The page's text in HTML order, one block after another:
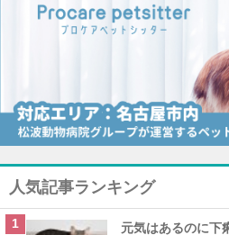
人気記事ランキング
元気はあるのに下